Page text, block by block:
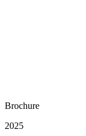
Brochure
2025